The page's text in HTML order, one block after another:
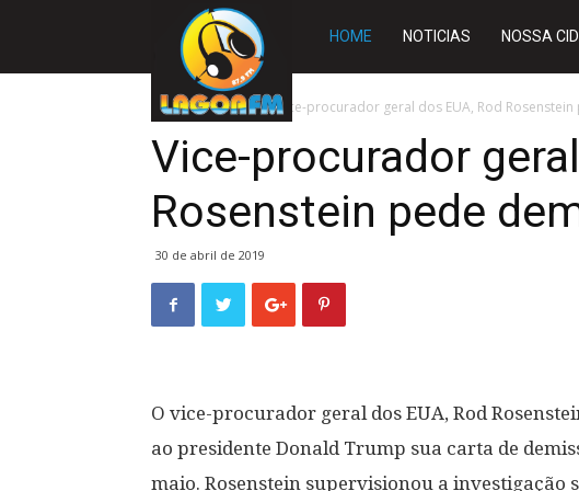
Rádio
Lagoa
FM
HOME NOTICIAS NOSSA
Início MUNDO Vice-procurador geral dos EUA, Rod
Vice-procurador
Rosenstein pede
30 de abril de 2019
O vice-procurador geral dos EUA, Rod
ao presidente Donald Trump sua carta de
maio. Rosenstein supervisionou a investigação